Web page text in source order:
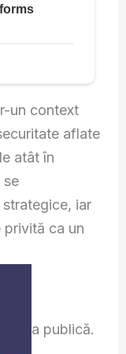
un context
aflate
atât în
se
iar
ca un
a publică.